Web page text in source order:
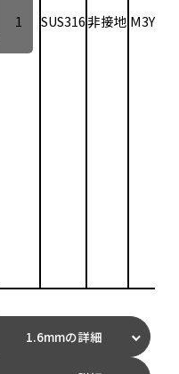
1 SUS316非接地 M3Y
1.6mmの詳細